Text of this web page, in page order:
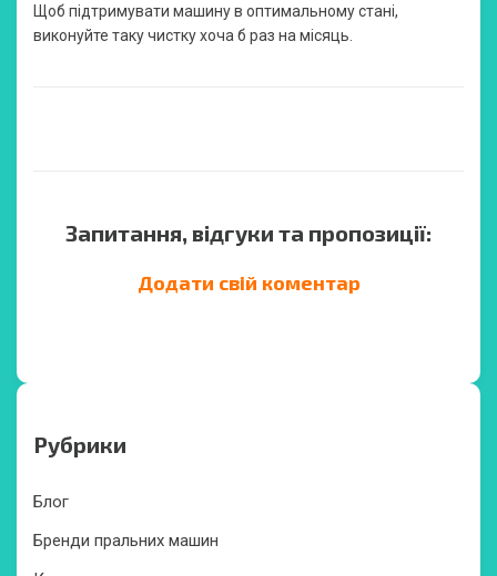
Щоб підтримувати машину в оптимальному стані,
виконуйте таку чистку хоча б раз на місяць.
Запитання, відгуки та пропозиції:
Додати свій коментар
Рубрики
Блог
Бренди пральних машин